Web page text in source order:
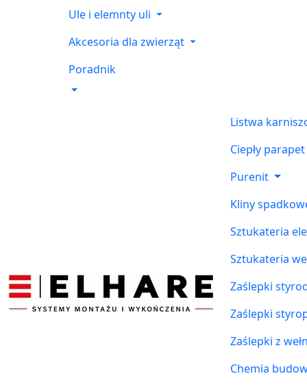
Ule i elemnty uli
Akcesoria dla zwierząt
Poradnik
Listwa
Ciepły parapet
Purenit
Kliny
Sztukateria
Sztukateria
Zaślepki
Zaślepki
Zaślepki z
Chemia